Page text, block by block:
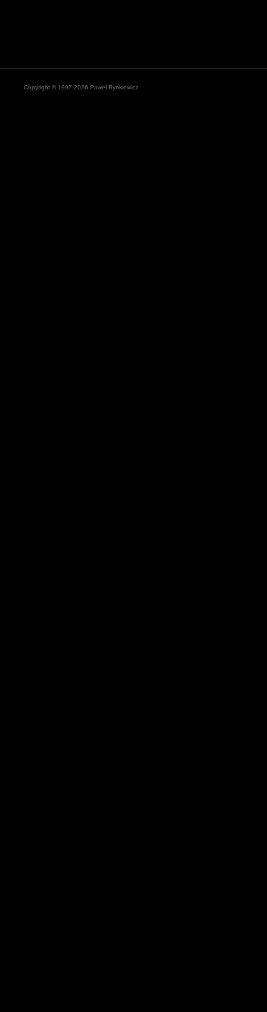
Copyright © 1997-2026 Paweł Rynkiewicz